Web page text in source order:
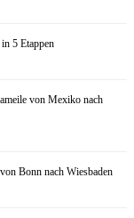
5 Etappen
von Mexiko nach
Bonn nach Wiesbaden